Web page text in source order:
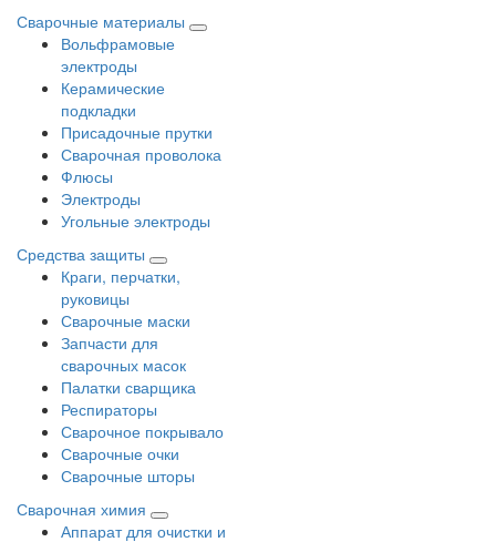
Сварочные материалы
Вольфрамовые
электроды
Керамические
подкладки
Присадочные прутки
Сварочная проволока
Флюсы
Электроды
Угольные электроды
Средства защиты
Краги, перчатки,
руковицы
Сварочные маски
Запчасти для
сварочных масок
Палатки сварщика
Респираторы
Сварочное покрывало
Сварочные очки
Сварочные шторы
Сварочная химия
Аппарат для очистки и